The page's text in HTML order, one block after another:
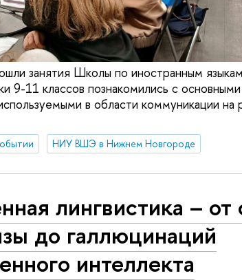
занятия Школы по иностранным
9-11 классов познакомились с
в области коммуникации на
НИУ ВШЭ в Нижнем Новгороде
лингвистика – от
до галлюцинаций
интеллекта